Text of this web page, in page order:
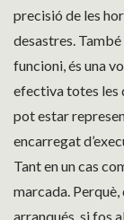
precisió de les
desastres.
funcioni, és una
efectiva totes les
pot estar
encarregat
Tant en un cas
marcada.
arranqués, si fos